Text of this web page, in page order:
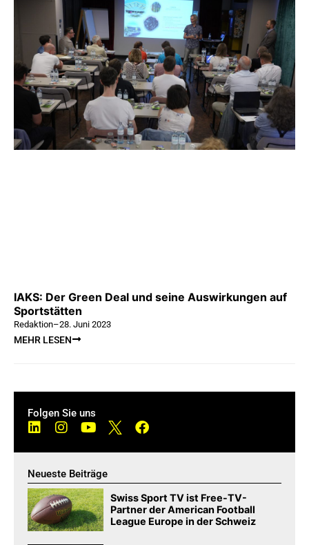
IAKS: Der Green Deal und seine Auswirkungen auf
Sportstätten
Redaktion–28. Juni 2023
MEHR LESEN
Folgen Sie uns
Neueste Beiträge
Swiss Sport TV ist Free-TV-
Partner der American Football
League Europe in der Schweiz